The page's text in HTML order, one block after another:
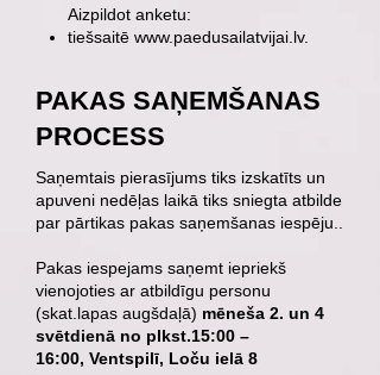
Aizpildot anketu:
tiešsaitē www.paedusailatvijai.lv.
PAKAS SAŅEMŠANAS
PROCESS
Saņemtais pierasījums tiks izskatīts un
apuveni nedēļas laikā tiks sniegta atbilde
par pārtikas pakas saņemšanas iespēju..
Pakas iespejams saņemt iepriekš
vienojoties ar atbildīgu personu
(skat.lapas augšdaļā) mēneša 2. un 4
svētdienā no plkst.15:00 –
16:00, Ventspilī, Loču ielā 8